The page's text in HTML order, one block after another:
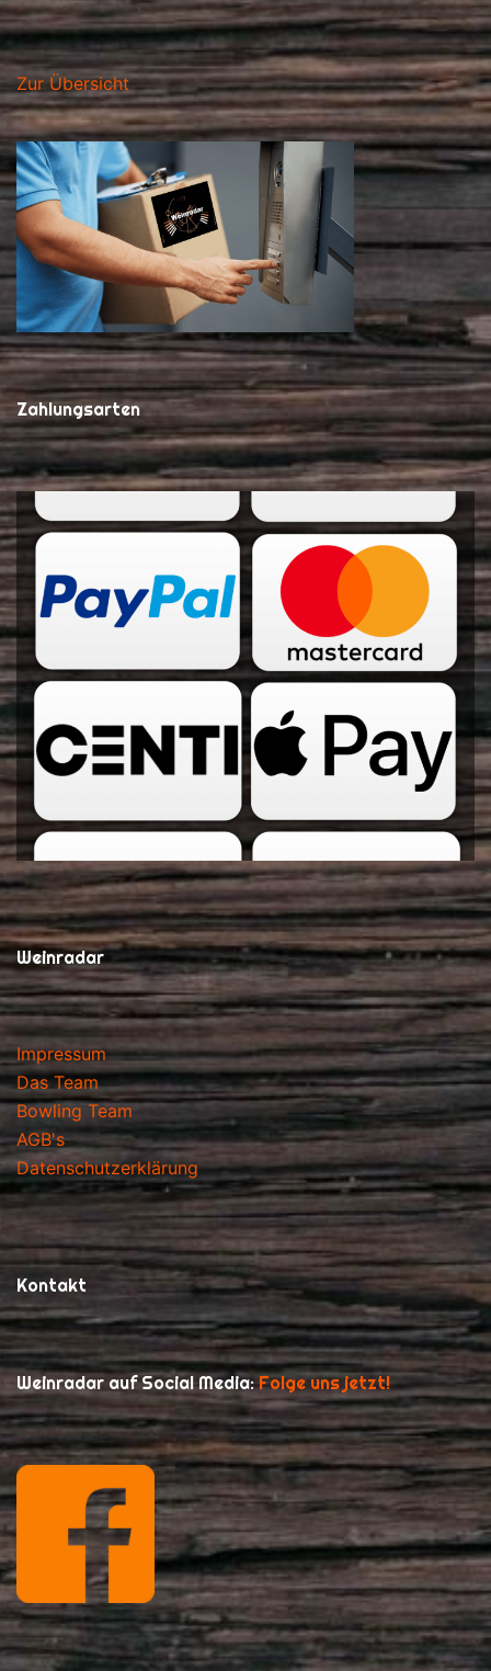
Zur Übersicht
Zahlungsarten
Weinradar
Impressum
Das Team
Bowling Team
AGB's
Datenschutzerklärung
Kontakt
Weinradar auf Social Media:Folge uns jetzt!